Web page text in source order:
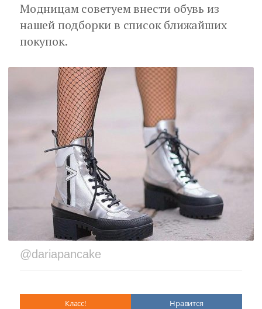
Модницам советуем внести обувь из
нашей подборки в список ближайших
покупок.
@dariapancake
Класс! Нравится